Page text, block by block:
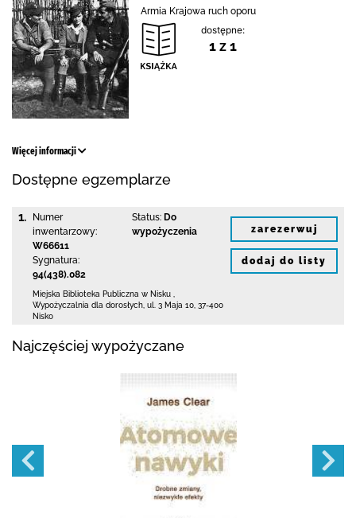
Armia Krajowa ruch oporu
dostępne:
1 z 1
Więcej informacji
Dostępne egzemplarze
1.
Numer
inwentarzowy:
W66611
Sygnatura:
94(438).082
Status: Do
wypożyczenia
Miejska Biblioteka Publiczna w Nisku
Wypożyczalnia dla dorosłych, ul. 3 Maja 10 37-400
Nisko
zarezerwuj
dodaj do listy
Najczęściej wypożyczane